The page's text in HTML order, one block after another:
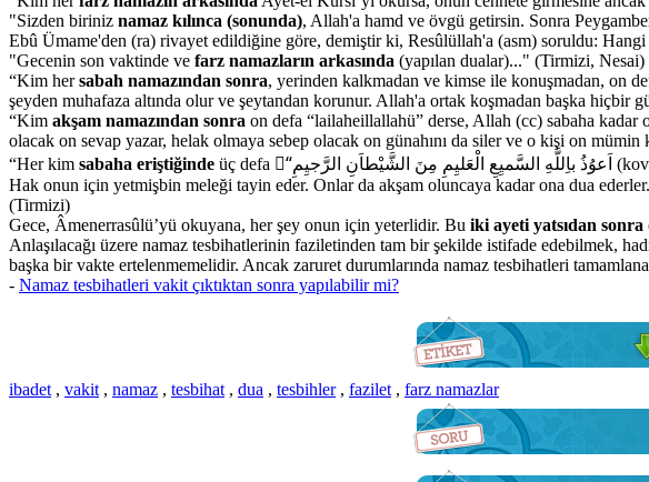
"Sizden biriniz namaz kılınca (sonunda), Allah'a hamd ve övgü getirsin. Sonra
Ebû Ümame'den (ra) rivayet edildiğine göre, demiştir ki, Resûlüllah'a (asm) soruldu:
"Gecenin son vaktinde ve farz namazların arkasında (yapılan dualar)..." (Tirmizi, Nesai)
“Kim hersabah namazından sonra, yerinden kalkmadan ve kimse ile konuşmadan, on
şeyden muhafaza altında olur ve şeytandan korunur. Allah'a ortak koşmadan başka hiçbir
“Kim akşam namazından sonra on defa “lailaheillallahü” derse, Allah (cc) sabaha
olacak on sevap yazar, helak olmaya sebep olacak on günahını da siler ve o kişi on
“Her kim sabaha eriştiğinde üç defa “ّاَعوُذُ باِللَّهِ السَّميِعِ الْعَليِمِ مِنَ الشَّيْطاَنِ الرَّجيِمِ (kovulmuş şeytandan, her şeyi bilen, her şeyi işiten Allah’a sığınırım)” diyip haşir suresinin son üç ayetini okursa, Cenab-ı
Hak onun için yetmişbin meleği tayin eder. Onlar da akşam oluncaya kadar ona dua
(Tirmizi)
Gece, Âmenerrasûlü’yü okuyana, her şey onun için yeterlidir. Bu iki ayeti yatsıdan sonra
Anlaşılacağı üzere namaz tesbihatlerinin faziletinden tam bir şekilde istifade edebilmek,
başka bir vakte ertelenmemelidir. Ancak zaruret durumlarında namaz tesbihatleri
- Namaz tesbihatleri vakit çıktıktan sonra yapılabilir mi?
ibadet , vakit , namaz , tesbihat , dua , tesbihler, fazilet , farz namazlar